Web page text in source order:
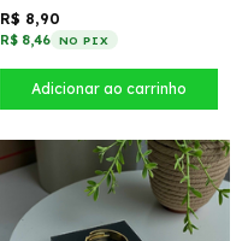
R$ 8,90
R$ 8,46 NO PIX